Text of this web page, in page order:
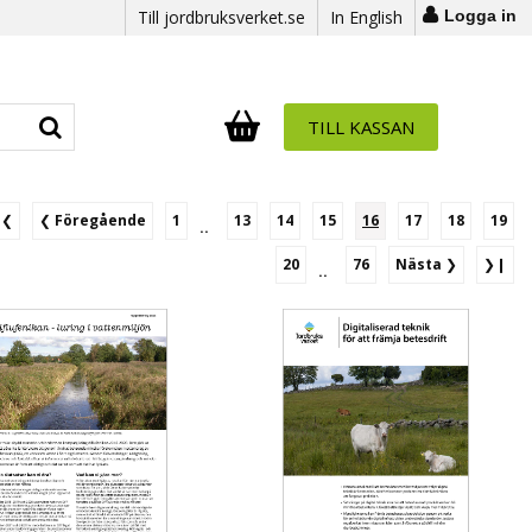
Till jordbruksverket.se In English Logga in
Antal i varukorg:
. TILL KASSAN
❮ Föregående 1 .. 13 14 15 16 17 18 19
20 .. 76 Nästa ❯ ❯❙